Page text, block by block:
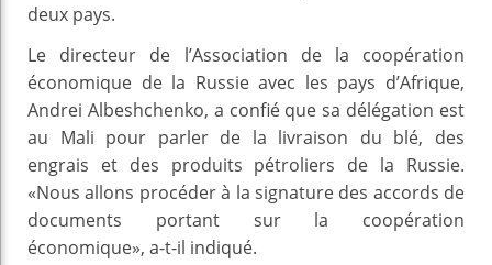
deux pays.
Le directeur de l’Association de la coopération
économique de la Russie avec les pays d’Afrique,
Andrei Albeshchenko, a confié que sa délégation est
au Mali pour parler de la livraison du blé, des
engrais et des produits pétroliers de la Russie.
«Nous allons procéder à la signature des accords de
documents portant sur la coopération
économique», a-t-il indiqué.